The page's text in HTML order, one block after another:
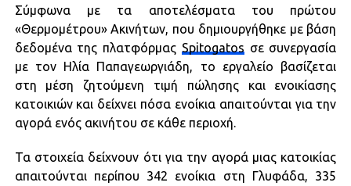
Σύμφωνα με τα αποτελέσματα του πρώτου
«Θερμομέτρου» Ακινήτων, που δημιουργήθηκε με βάση
δεδομένα της πλατφόρμας Spitogatos σε συνεργασία
με τον Ηλία Παπαγεωργιάδη, το εργαλείο βασίζεται
στη μέση ζητούμενη τιμή πώλησης και ενοικίασης
κατοικιών και δείχνει πόσα ενοίκια απαιτούνται για την
αγορά ενός ακινήτου σε κάθε περιοχή.
Τα στοιχεία δείχνουν ότι για την αγορά μιας κατοικίας
απαιτούνται περίπου 342 ενοίκια στη Γλυφάδα, 335